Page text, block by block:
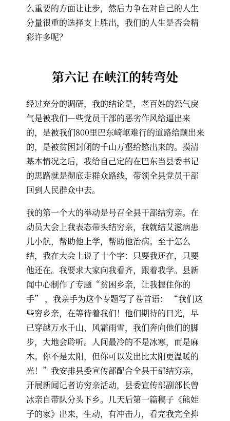
么重要的方面让让步，然后力争在对自己的人生
分量很重的选择支上胜出，我们的人生是否会精
彩许多呢？
第六记 在峡江的转弯处
经过充分的调研，我的结论是，老百姓的怨气戾
气是被我们—些党员干部的恶劣作风给逼出来
的，是被我们800里巴东崎岖难行的道路给颠出来
的，是被贫困封闭的千山万壑给憋出来的。摸清
基本情况之后，我给自己定的在巴东当县委书记
的思路就是彻底走群众路线，带领全县党员干部
回到人民群众中去。
我的第一个大的举动是号召全县干部结穷亲。在
动员大会上我表态带头结穷亲，我就结艾滋病患
儿小航，帮助他上学，帮助他治病。至于怎么
结，我在大会上说了十个字：只要我还在，只要
他还在。我要求大家向我看齐，跟着我学。县新
闻中心制作了专题“贫困乡亲，让我握住你的
手” ，我亲手为这个专题写了卷首语： “我们这
些穷乡亲，在等待着我们！他们期待的日光，早
已穿越万水千山、风霜雨雪，我们奔向他们的脚
步，大地会聆听。人间最冷的不是冰寒，而是麻
木。你不是太阳，但你可以发出比太阳更温暖的
光！”我安排县委宣传部配合全县干部结穷亲，
开展新闻记者访穷亲活动，县委宣传部副部长曾
冰亲自带队分头下乡。几天后第一篇稿子《熊娃
子的家》出来，生动，有冲击力，看完我完全抑